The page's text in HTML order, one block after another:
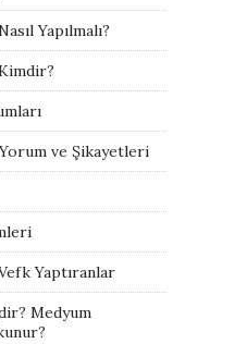
Yapılmalı?
ve Şikayetleri
Yaptıranlar
Medyum